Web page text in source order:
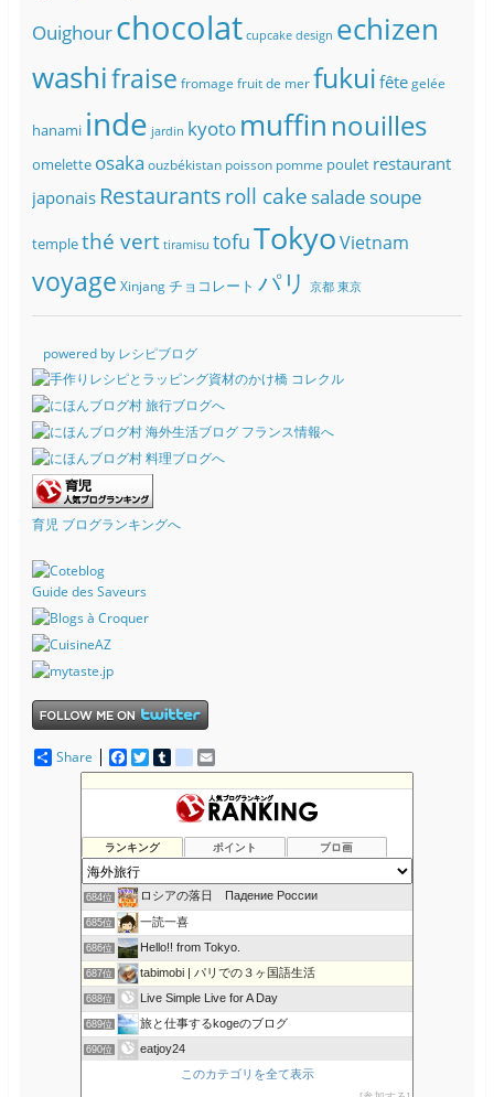
Ouighourchocolat cupcake design echizen
washifraise fromage fruit de mer fukui fête gelée
hanami inde jardin kyoto muffin nouilles
omelette osaka ouzbékistan poisson pomme poulet restaurant
japonais Restaurantsroll cake salade soupe
templethé vert tiramisu tofuTokyoVietnam
voyage Xinjang チョコレート パリ 京都 東京
powered by レシピブログ
育児 ブログランキングへ
Guide des Saveurs
Share
F
a
c
o
o
k
T
w
i
e
r
T
u
m
b
d
e
l
i
c
o
u
s
m
a
i
l
ランキング ポイント ブロ画
The Resident Diaries
ハッピーリボンレイ日記 from ハワイ
682位 思いつくままに書くブログの静態保管所
683位
684位 ロシアの落日 Падение России
685位 一読一喜
686位 Hello!! from Tokyo.
687位 tabimobi | パリでの３ヶ国語生活
688位 Live Simple Live for A Day
689位 旅と仕事するkogeのブログ
690位 eatjoy24
おっさん女子でも料理が好き
このカテゴリを全て表示